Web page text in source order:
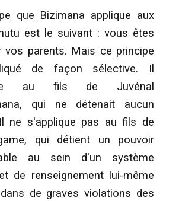
que Bizimana applique aux
est le suivant : vous êtes
vos parents. Mais ce principe
de façon sélective. Il
au fils de Juvénal
qui ne détenait aucun
ne s'applique pas au fils de
qui détient un pouvoir
au sein d'un système
de renseignement lui-même
de graves violations des